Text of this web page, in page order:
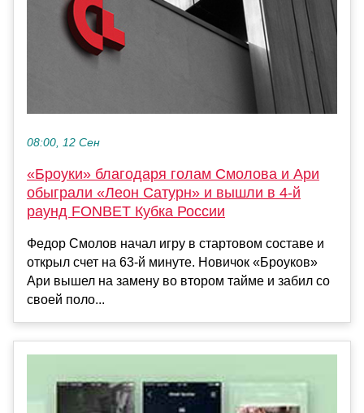
08:00, 12 Сен
«Броуки» благодаря голам Смолова и Ари
обыграли «Леон Сатурн» и вышли в 4-й
раунд FONBET Кубка России
Федор Смолов начал игру в стартовом составе и
открыл счет на 63-й минуте. Новичок «Броуков»
Ари вышел на замену во втором тайме и забил со
своей поло...